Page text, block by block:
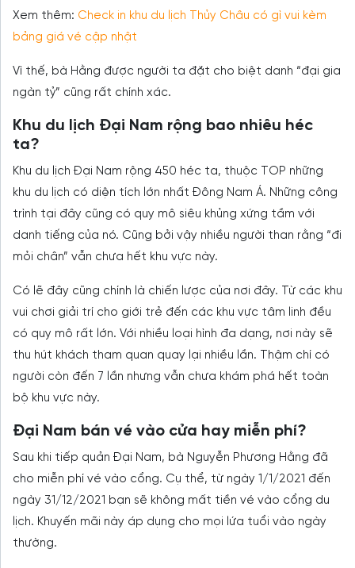
Xem thêm: Check in khu du lịch Thủy Châu có gì vui kèm
bảng giá vé cập nhật
Vì thế, bà Hằng được người ta đặt cho biệt danh “đại gia
ngàn tỷ” cũng rất chính xác.
Khu du lịch Đại Nam rộng bao nhiêu héc
ta?
Khu du lịch Đại Nam rộng 450 héc ta, thuộc TOP những
khu du lịch có diện tích lớn nhất Đông Nam Á. Những công
trình tại đây cũng có quy mô siêu khủng xứng tầm với
danh tiếng của nó. Cũng bởi vậy nhiều người than rằng “đi
mỏi chân” vẫn chưa hết khu vực này.
Có lẽ đây cũng chính là chiến lược của nơi đây. Từ các khu
vui chơi giải trí cho giới trẻ đến các khu vực tâm linh đều
có quy mô rất lớn. Với nhiều loại hình đa dạng, nơi này sẽ
thu hút khách tham quan quay lại nhiều lần. Thậm chí có
người còn đến 7 lần nhưng vẫn chưa khám phá hết toàn
bộ khu vực này.
Đại Nam bán vé vào cửa hay miễn phí?
Sau khi tiếp quản Đại Nam, bà Nguyễn Phương Hằng đã
cho miễn phí vé vào cổng. Cụ thể, từ ngày 1/1/2021 đến
ngày 31/12/2021 bạn sẽ không mất tiền vé vào cổng du
lịch. Khuyến mãi này áp dụng cho mọi lứa tuổi vào ngày
thường.